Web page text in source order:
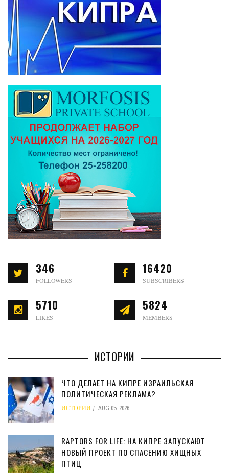
346
FOLLOWERS
16420
SUBSCRIBERS
5710
LIKES
5824
MEMBERS
ИСТОРИИ
ЧТО ДЕЛАЕТ НА КИПРЕ ИЗРАИЛЬСКАЯ
ПОЛИТИЧЕСКАЯ РЕКЛАМА?
ИСТОРИИ AUG 05, 2026
RAPTORS FOR LIFE: НА КИПРЕ ЗАПУСКАЮТ
НОВЫЙ ПРОЕКТ ПО СПАСЕНИЮ ХИЩНЫХ
ПТИЦ